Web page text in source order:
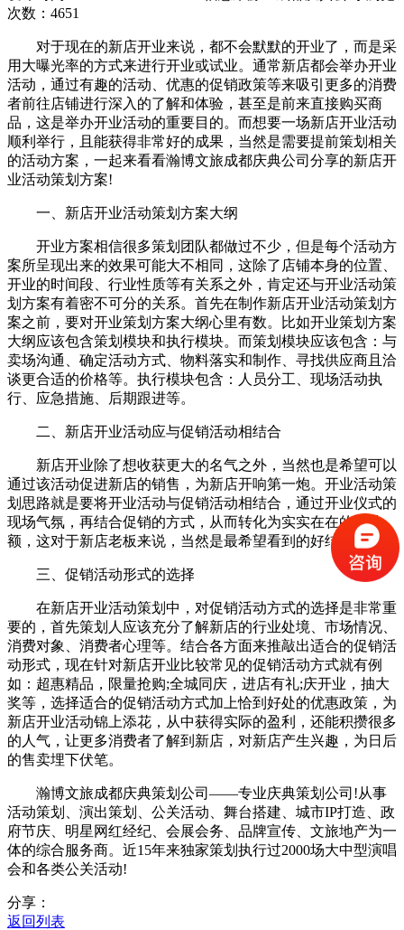
次数：4651
对于现在的新店开业来说，都不会默默的开业了，而是采
用大曝光率的方式来进行开业或试业。通常新店都会举办开业
活动，通过有趣的活动、优惠的促销政策等来吸引更多的消费
者前往店铺进行深入的了解和体验，甚至是前来直接购买商
品，这是举办开业活动的重要目的。而想要一场新店开业活动
顺利举行，且能获得非常好的成果，当然是需要提前策划相关
的活动方案，一起来看看瀚博文旅成都庆典公司分享的新店开
业活动策划方案!
一、新店开业活动策划方案大纲
开业方案相信很多策划团队都做过不少，但是每个活动方
案所呈现出来的效果可能大不相同，这除了店铺本身的位置、
开业的时间段、行业性质等有关系之外，肯定还与开业活动策
划方案有着密不可分的关系。首先在制作新店开业活动策划方
案之前，要对开业策划方案大纲心里有数。比如开业策划方案
大纲应该包含策划模块和执行模块。而策划模块应该包含：与
卖场沟通、确定活动方式、物料落实和制作、寻找供应商且洽
谈更合适的价格等。执行模块包含：人员分工、现场活动执
行、应急措施、后期跟进等。
二、新店开业活动应与促销活动相结合
新店开业除了想收获更大的名气之外，当然也是希望可以
通过该活动促进新店的销售，为新店开响第一炮。开业活动策
划思路就是要将开业活动与促销活动相结合，通过开业仪式的
现场气氛，再结合促销的方式，从而转化为实实在在的营业
额，这对于新店老板来说，当然是最希望看到的好结果了。
三、促销活动形式的选择
在新店开业活动策划中，对促销活动方式的选择是非常重
要的，首先策划人应该充分了解新店的行业处境、市场情况、
消费对象、消费者心理等。结合各方面来推敲出适合的促销活
动形式，现在针对新店开业比较常见的促销活动方式就有例
如：超惠精品，限量抢购;全城同庆，进店有礼;庆开业，抽大
奖等，选择适合的促销活动方式加上恰到好处的优惠政策，为
新店开业活动锦上添花，从中获得实际的盈利，还能积攒很多
的人气，让更多消费者了解到新店，对新店产生兴趣，为日后
的售卖埋下伏笔。
瀚博文旅成都庆典策划公司——专业庆典策划公司!从事
活动策划、演出策划、公关活动、舞台搭建、城市IP打造、政
府节庆、明星网红经纪、会展会务、品牌宣传、文旅地产为一
体的综合服务商。近15年来独家策划执行过2000场大中型演唱
会和各类公关活动!
分享：
返回列表